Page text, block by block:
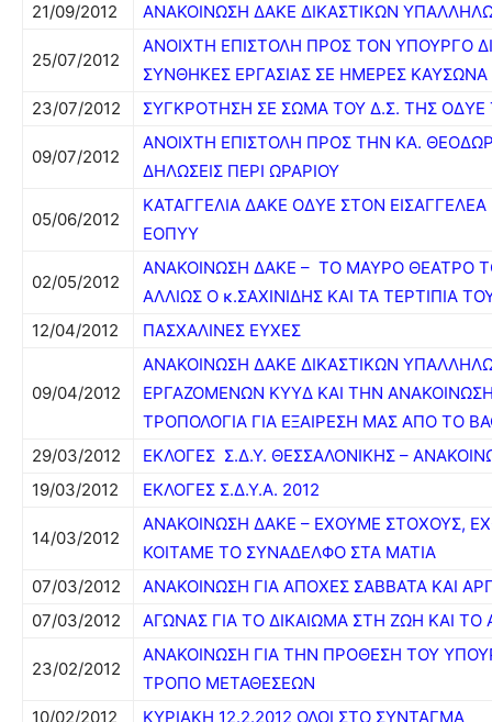
21/09/2012
ΑΝΑΚΟΙΝΩΣΗ ΔΑΚΕ ΔΙΚΑΣΤΙΚΩΝ
25/07/2012
ΑΝΟΙΧΤΗ ΕΠΙΣΤΟΛΗ ΠΡΟΣ ΤΟΝ ΥΠΟΥΡΓΟ
ΣΥΝΘΗΚΕΣ ΕΡΓΑΣΙΑΣ ΣΕ ΗΜΕΡΕΣ ΚΑΥΣΩΝΑ
23/07/2012
ΣΥΓΚΡΟΤΗΣΗ ΣΕ ΣΩΜΑ ΤΟΥ Δ.Σ. ΤΗΣ ΟΔΥΕ
09/07/2012
ΑΝΟΙΧΤΗ ΕΠΙΣΤΟΛΗ ΠΡΟΣ ΤΗΝ ΚΑ.
ΔΗΛΩΣΕΙΣ ΠΕΡΙ ΩΡΑΡΙΟΥ
05/06/2012
ΚΑΤΑΓΓΕΛΙΑ ΔΑΚΕ ΟΔΥΕ ΣΤΟΝ
ΕΟΠΥΥ
02/05/2012
ΑΝΑΚΟΙΝΩΣΗ ΔΑΚΕ – ΤΟ ΜΑΥΡΟ ΘΕΑΤΡΟ
ΑΛΛΙΩΣ Ο κ.ΣΑΧΙΝΙΔΗΣ ΚΑΙ ΤΑ ΤΕΡΤΙΠΙΑ
12/04/2012
ΠΑΣΧΑΛΙΝΕΣ ΕΥΧΕΣ
09/04/2012
ANAKOINΩΣΗ ΔΑΚΕ ΔΙΚΑΣΤΙΚΩΝ
ΕΡΓΑΖΟΜΕΝΩΝ ΚΥΥΔ ΚΑΙ ΤΗΝ
ΤΡΟΠΟΛΟΓΙΑ ΓΙΑ ΕΞΑΙΡΕΣΗ ΜΑΣ ΑΠΟ ΤΟ
29/03/2012
ΕΚΛΟΓΕΣ Σ.Δ.Υ. ΘΕΣΣΑΛΟΝΙΚΗΣ –
19/03/2012
ΕΚΛΟΓΕΣ Σ.Δ.Υ.Α. 2012
14/03/2012
ΑΝΑΚΟΙΝΩΣΗ ΔΑΚΕ – ΕΧΟΥΜΕ ΣΤΟΧΟΥΣ,
ΚΟΙΤΑΜΕ ΤΟ ΣΥΝΑΔΕΛΦΟ ΣΤΑ ΜΑΤΙΑ
07/03/2012
ΑΝΑΚΟΙΝΩΣΗ ΓΙΑ ΑΠΟΧΕΣ ΣΑΒΒΑΤΑ ΚΑΙ
07/03/2012
ΑΓΩΝΑΣ ΓΙΑ ΤΟ ΔΙΚΑΙΩΜΑ ΣΤΗ ΖΩΗ ΚΑΙ ΤΟ
23/02/2012
ΑΝΑΚΟΙΝΩΣΗ ΓΙΑ ΤΗΝ ΠΡΟΘΕΣΗ ΤΟΥ
ΤΡΟΠΟ ΜΕΤΑΘΕΣΕΩΝ
10/02/2012
ΚΥΡΙΑΚΗ 12.2.2012 ΟΛΟΙ ΣΤΟ ΣΥΝΤΑΓΜΑ